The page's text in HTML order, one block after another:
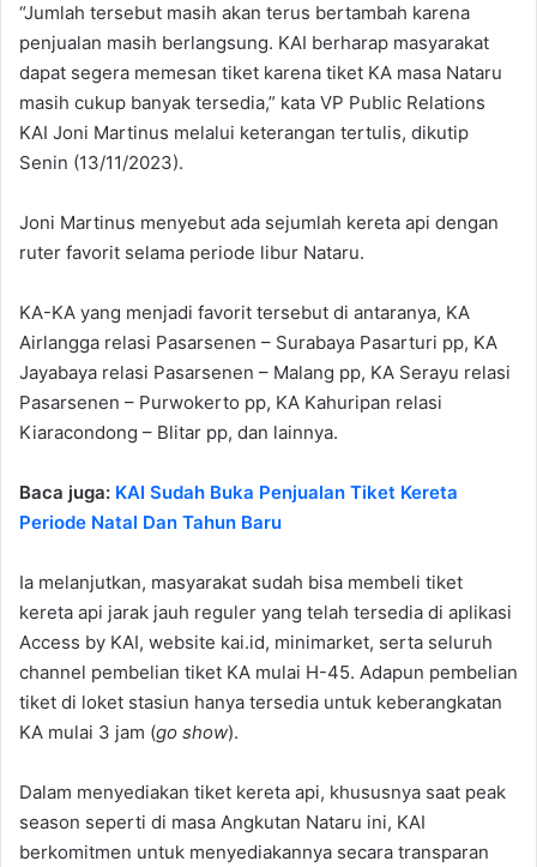
“Jumlah tersebut masih akan terus bertambah karena
penjualan masih berlangsung. KAI berharap masyarakat
dapat segera memesan tiket karena tiket KA masa Nataru
masih cukup banyak tersedia,” kata VP Public Relations
KAI Joni Martinus melalui keterangan tertulis, dikutip
Senin (13/11/2023).
Joni Martinus menyebut ada sejumlah kereta api dengan
ruter favorit selama periode libur Nataru.
KA-KA yang menjadi favorit tersebut di antaranya, KA
Airlangga relasi Pasarsenen – Surabaya Pasarturi pp, KA
Jayabaya relasi Pasarsenen – Malang pp, KA Serayu relasi
Pasarsenen – Purwokerto pp, KA Kahuripan relasi
Kiaracondong – Blitar pp, dan lainnya.
Baca juga: KAI Sudah Buka Penjualan Tiket Kereta
Periode Natal Dan Tahun Baru
Ia melanjutkan, masyarakat sudah bisa membeli tiket
kereta api jarak jauh reguler yang telah tersedia di aplikasi
Access by KAI, website kai.id, minimarket, serta seluruh
channel pembelian tiket KA mulai H-45. Adapun pembelian
tiket di loket stasiun hanya tersedia untuk keberangkatan
KA mulai 3 jam (go show).
Dalam menyediakan tiket kereta api, khususnya saat peak
season seperti di masa Angkutan Nataru ini, KAI
berkomitmen untuk menyediakannya secara transparan